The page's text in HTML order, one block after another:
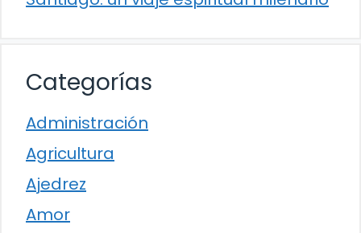
Categorías
Administración
Agricultura
Ajedrez
Amor